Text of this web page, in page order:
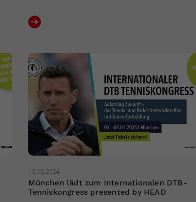
10.10.2024
München lädt zum Internationalen DTB-
Tenniskongress presented by HEAD